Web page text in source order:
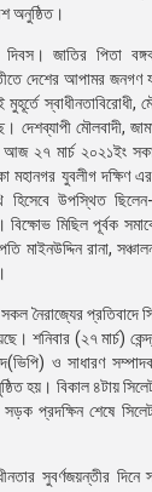
অনুষ্ঠিত।
জাতির পিতা
দেশের আপামর
স্বাধীনতাবিরোধী,
দেশব্যাপী মৌলবাদী,
আজ ২৭ মার্চ ২০২১ইং
মহানগর যুবলীগ দক্ষিণ
উপস্থিত
মিছিল পূর্বক
মাইনউদ্দিন রানা,
নৈরাজ্যের প্রতিবাদে
শনিবার (২৭ মার্চ)
ও সাধারণ
হয়। বিকাল ৪টায়
প্রদক্ষিন শেষে
সুবর্ণজয়ন্তীর দিনে